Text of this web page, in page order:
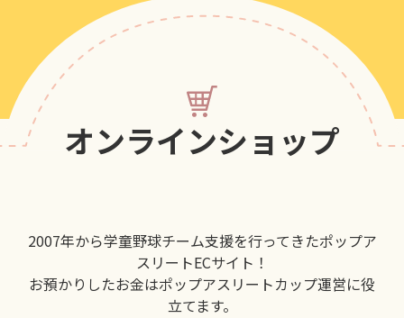
オンラインショップ
2007年から学童野球チーム支援を行ってきたポップア
スリートECサイト！
お預かりしたお金はポップアスリートカップ運営に役
立てます。